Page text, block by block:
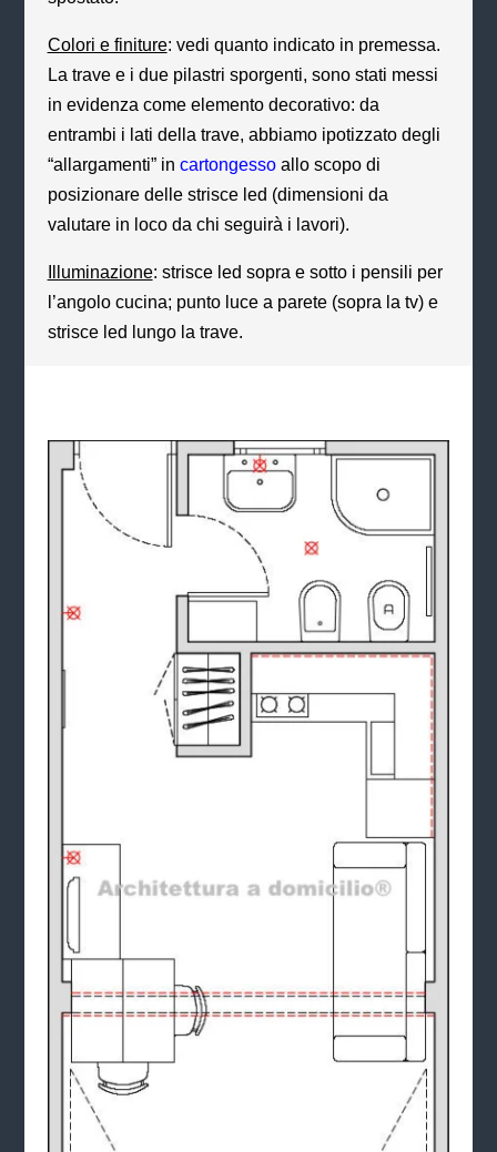
Colori e finiture: vedi quanto indicato in premessa.
La trave e i due pilastri sporgenti, sono stati messi
in evidenza come elemento decorativo: da
entrambi i lati della trave, abbiamo ipotizzato degli
“allargamenti” in cartongessoallo scopo di
posizionare delle strisce led (dimensioni da
valutare in loco da chi seguirà i lavori).
Illuminazione: strisce led sopra e sotto i pensili per
l’angolo cucina; punto luce a parete (sopra la tv) e
strisce led lungo la trave.